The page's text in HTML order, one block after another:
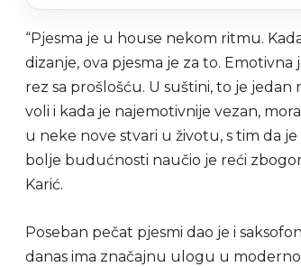
“Pjesma je u house nekom ritmu.
dizanje, ova pjesma je za to.
rez sa prošlošću. U suštini, to je
voli i kada je najemotivnije vezan,
u neke nove stvari u životu, s tim da
bolje budućnosti naučio je reći
Karić.
Poseban pečat pjesmi dao je i
danas ima značajnu ulogu u